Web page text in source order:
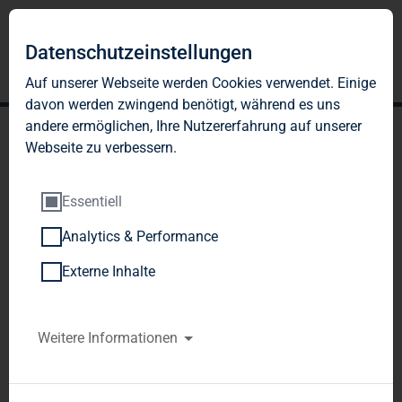
DATENSCHUTZHINW
IMMOBILIEN AG FÜR
KUNDEN UND
Datenschutzeinstellungen
Auf unserer Webseite werden Cookies verwendet. Einige
davon werden zwingend benötigt, während es uns
andere ermöglichen, Ihre Nutzererfahrung auf unserer
Webseite zu verbessern.
Essentiell
Analytics & Performance
Externe Inhalte
Weitere Informationen